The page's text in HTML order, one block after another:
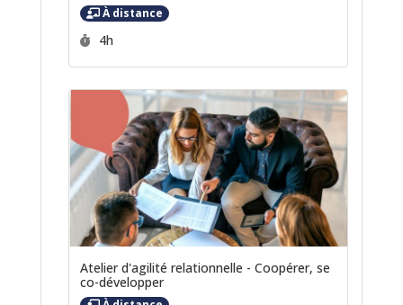
À distance
Durée :
4h
Atelier d'agilité relationnelle - Coopérer, se
co-développer